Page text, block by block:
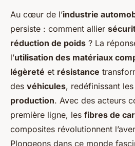
Quels sont les
innovations en
matériaux
réduction de
véhicules tout en
la sécurité?
Léon•2 octobre 2024•5 min de
Au cœur de l’industrie
persiste : comment allier
réduction de poids ? La
l’utilisation des matériaux
légèreté et résistance
des véhicules, redéfinissant
production. Avec des acteurs
première ligne, les fibres de
composites révolutionnent
Plongeons dans ce monde